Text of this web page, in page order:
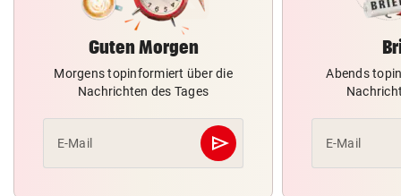
Guten Morgen
Morgens topinformiert über die
Nachrichten des Tages
E-Mail send
Abschicken
Abends
E-Mail